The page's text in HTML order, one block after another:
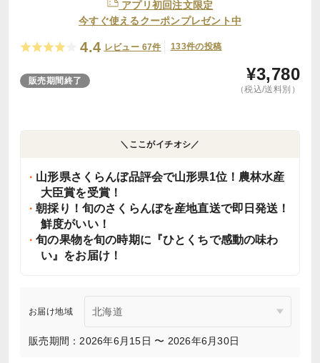
アプリ初回注文限定
今すぐ使えるクーポンプレゼント中
4.4 レビュー 67件 133件の投稿
販売期間終了 ¥3,780
（税込/送料別）
＼ここがイチオシ／
山形県さくらんぼ品評会で山形県1位！農林水産
大臣賞を受賞！
朝採り！旬のさくらんぼを産地直送で即日発送！
鮮度がいい！
旬の果物を旬の時期に『ひとくちで感動の味わ
い』をお届け！
お届け地域
販売期間：2026年6月15日 〜 2026年6月30日